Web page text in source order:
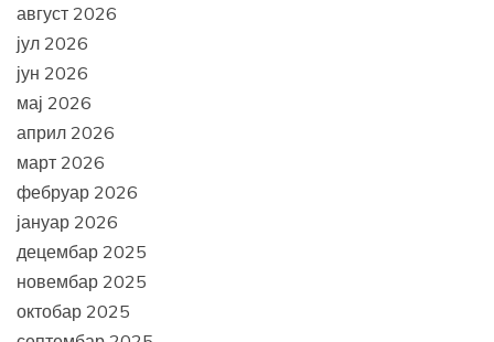
август 2026
јул 2026
јун 2026
мај 2026
април 2026
март 2026
фебруар 2026
јануар 2026
децембар 2025
новембар 2025
октобар 2025